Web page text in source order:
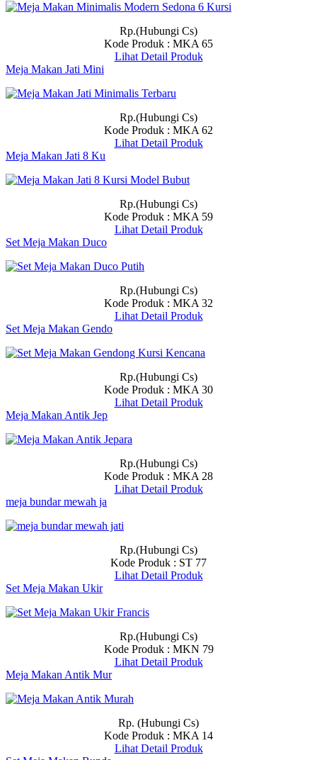
Rp.(Hubungi Cs)
Kode Produk : MKA 65
Lihat Detail Produk
Meja Makan Jati Mini
Rp.(Hubungi Cs)
Kode Produk : MKA 62
Lihat Detail Produk
Meja Makan Jati 8 Ku
Rp.(Hubungi Cs)
Kode Produk : MKA 59
Lihat Detail Produk
Set Meja Makan Duco
Rp.(Hubungi Cs)
Kode Produk : MKA 32
Lihat Detail Produk
Set Meja Makan Gendo
Rp.(Hubungi Cs)
Kode Produk : MKA 30
Lihat Detail Produk
Meja Makan Antik Jep
Rp.(Hubungi Cs)
Kode Produk : MKA 28
Lihat Detail Produk
meja bundar mewah ja
Rp.(Hubungi Cs)
Kode Produk : ST 77
Lihat Detail Produk
Set Meja Makan Ukir
Rp.(Hubungi Cs)
Kode Produk : MKN 79
Lihat Detail Produk
Meja Makan Antik Mur
Rp. (Hubungi Cs)
Kode Produk : MKA 14
Lihat Detail Produk